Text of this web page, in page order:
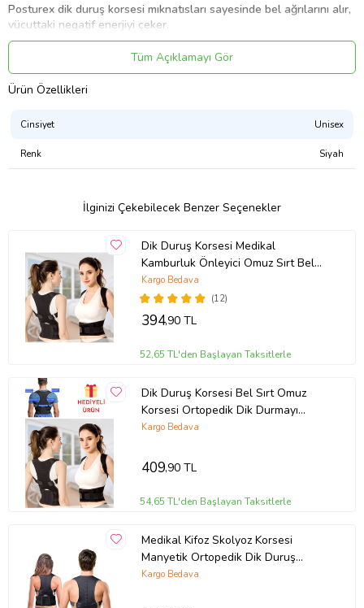
Posturex dik duruş korsesi mıknatısları sayesinde bel ağrılarını alır,
vücuttaki negatif enerjiyi çeker.
Korse sırtınızı gerdirerek sizi doğru duruş pozisyonuna alıştırır.
Düzenli kullanımda kısa sürede etkisini görebilirsiniz.
4 Korse bir arada Manyetik Dik Duruş Korsesi ürünü hem dik
almaktadır.
Kadın Erkek Unisex Model
Standart Beden
Dik Duruş Korsesi Dik Durma Korsesi Dik Duruş Aparatı Medikal
Posturex Manyetik Skolyoz Korse Bel Sırt Omuz Korsesi
Kamburluk Önleyici
DİK DURUŞ KORSESİ DİK DURMA KORSESİ DİK DURUŞ
APARATI MEDİKAL POSTUREX MANYETİK SKOLYOZ KORSE BEL
SIRT OMUZ KORSESİ KAMBURLUK ÖNLEYİCİ
Tüm Açıklamayı Gör
Ürün Özellikleri
Cinsiyet Unisex
Renk Siyah
İlginizi Çekebilecek Benzer Seçenekler
Dik Duruş Korsesi Medikal
Kamburluk Önleyici Omuz Sırt Bel
Korsesi Dik Durma Aparatı Skolyoz
Dik Durmak İçin Korse
(12)
Kargo Bedava
394,90 TL
52,65 TL'den Başlayan Taksitlerle
Dik Duruş Korsesi Bel Sırt Omuz
Korsesi Ortopedik Dik Durmayı
Sağlayan Korse Kamburluk Önleyici
Kargo Bedava
409,90 TL
54,65 TL'den Başlayan Taksitlerle
Medikal Kifoz Skolyoz Korsesi
Manyetik Ortopedik Dik Duruş
Aparatı Dik Durmak Için Korse
Kargo Bedava